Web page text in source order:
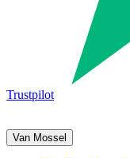
Trustpilot
Van Mossel